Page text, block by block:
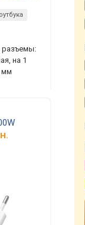
разъемы:
на 1
мм